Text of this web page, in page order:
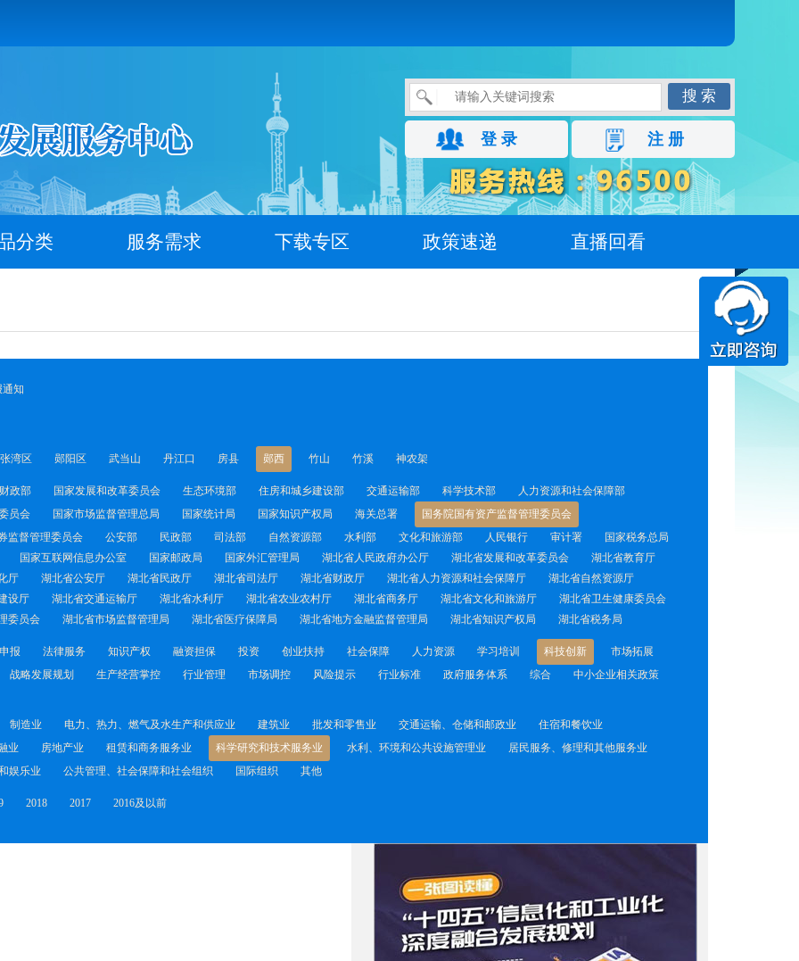
搜 索
登 录 注 册
分类 服务需求 下载专区 政策速递 直播回看
通知
张湾区 郧阳区 武当山 丹江口 房县 郧西 竹山 竹溪 神农架
财政部 国家发展和改革委员会 生态环境部 住房和城乡建设部 交通运输部 科学技术部
人力资源和社会保障部
员会 国家市场监督管理总局 国家统计局 国家知识产权局 海关总署
国务院国有资产监督管理委员会
监督管理委员会 公安部 民政部 司法部 自然资源部 水利部 文化和旅游部 人民银行 审计署
国家税务总局
国家互联网信息办公室 国家邮政局 国家外汇管理局 湖北省人民政府办公厅 湖北省发展和改革委员会
湖北省教育厅
厅 湖北省公安厅 湖北省民政厅 湖北省司法厅 湖北省财政厅 湖北省人力资源和社会保障厅
湖北省自然资源厅
设厅 湖北省交通运输厅 湖北省水利厅 湖北省农业农村厅 湖北省商务厅 湖北省文化和旅游厅
湖北省卫生健康委员会
委员会 湖北省市场监督管理局 湖北省医疗保障局 湖北省地方金融监督管理局 湖北省知识产权局 湖北省税务局
报 法律服务 知识产权 融资担保 投资 创业扶持 社会保障 人力资源 学习培训 科技创新
市场拓展
战略发展规划 生产经营掌控 行业管理 市场调控 风险提示 行业标准 政府服务体系 综合
中小企业相关政策
制造业 电力、热力、燃气及水生产和供应业 建筑业 批发和零售业 交通运输、仓储和邮政业
住宿和餐饮业
业 房地产业 租赁和商务服务业 科学研究和技术服务业 水利、环境和公共设施管理业
居民服务、修理和其他服务业
娱乐业 公共管理、社会保障和社会组织 国际组织 其他
2018 2017 2016及以前